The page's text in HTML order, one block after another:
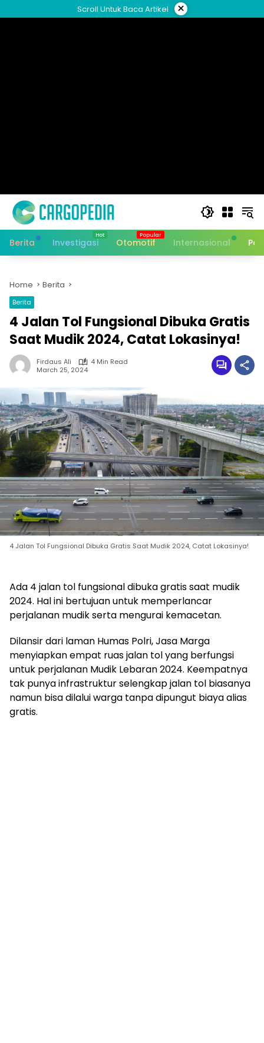
to
Scroll Untuk Baca Artikel ×
Berita Investigasi Otomotif Internasional
Home Berita
Berita
4 Jalan Tol Fungsional Dibuka Gratis
Saat Mudik 2024, Catat Lokasinya!
Firdaus Ali
4 Min Read
March 25, 2024
4 Jalan Tol Fungsional Dibuka Gratis Saat Mudik 2024, Catat Lokasinya!
Ada 4 jalan tol fungsional dibuka gratis saat mudik
2024. Hal ini bertujuan untuk memperlancar
perjalanan mudik serta mengurai kemacetan.
Dilansir dari laman Humas Polri, Jasa Marga
menyiapkan empat ruas jalan tol yang berfungsi
untuk perjalanan Mudik Lebaran 2024. Keempatnya
tak punya infrastruktur selengkap jalan tol biasanya
namun bisa dilalui warga tanpa dipungut biaya alias
gratis.